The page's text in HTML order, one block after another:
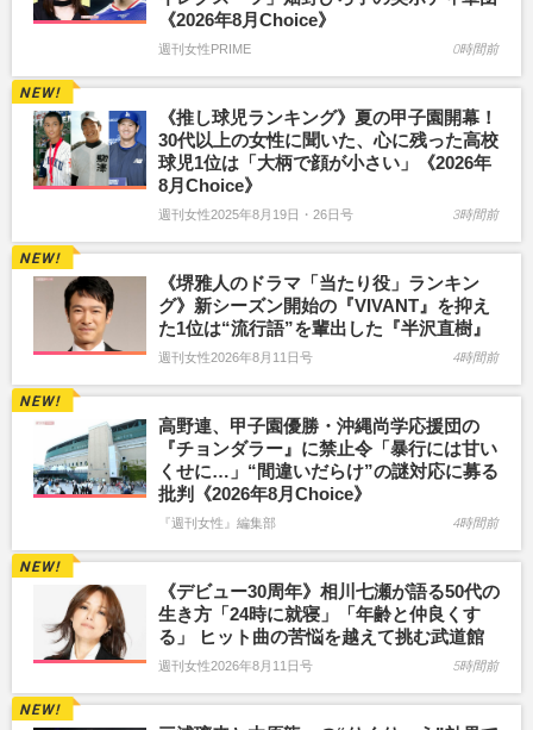
《2026年8月Choice》
週刊女性PRIME 0時間前
《推し球児ランキング》夏の甲子園開幕！
30代以上の女性に聞いた、心に残った高校
球児1位は「大柄で顔が小さい」《2026年
8月Choice》
週刊女性2025年8月19日・26日号 3時間前
《堺雅人のドラマ「当たり役」ランキン
グ》新シーズン開始の『VIVANT』を抑え
た1位は“流行語”を輩出した『半沢直樹』
週刊女性2026年8月11日号 4時間前
高野連、甲子園優勝・沖縄尚学応援団の
『チョンダラー』に禁止令「暴行には甘い
くせに…」“間違いだらけ”の謎対応に募る
批判《2026年8月Choice》
『週刊女性』編集部 4時間前
《デビュー30周年》相川七瀬が語る50代の
生き方「24時に就寝」「年齢と仲良くす
る」 ヒット曲の苦悩を越えて挑む武道館
週刊女性2026年8月11日号 5時間前